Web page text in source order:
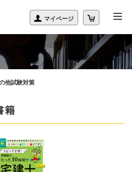
他試験対策
籍